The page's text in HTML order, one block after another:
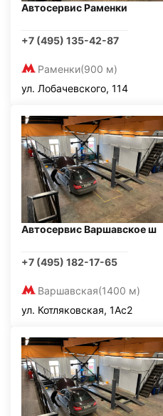
Автосервис Раменки
+7 (495) 135-42-87
Раменки(900 м)
ул. Лобачевского, 114
Автосервис Варшавское ш
+7 (495) 182-17-65
Варшавская(1400 м)
ул. Котляковская, 1Ас2